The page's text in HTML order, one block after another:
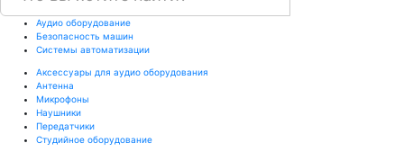
Аудио оборудование
Безопасность машин
Системы автоматизации
Аксессуары для аудио оборудования
Антенна
Микрофоны
Наушники
Передатчики
Студийное оборудование